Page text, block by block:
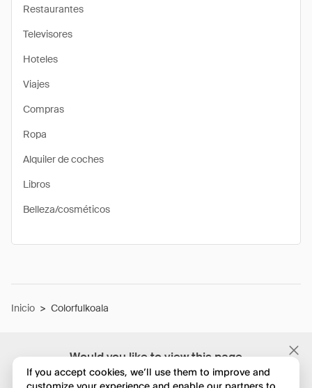
Would you like to view this page
in English?
Restaurantes
Televisores
Hoteles
Viajes
Compras
Ropa
Alquiler de coches
Libros
Belleza/cosméticos
Inicio > Colorfulkoala
If you accept cookies, we’ll use them to improve and
customize your experience and enable our partners to